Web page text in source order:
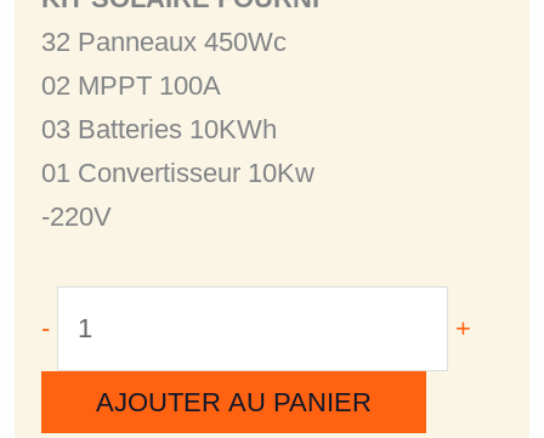
32 Panneaux 450Wc
02 MPPT 100A
03 Batteries 10KWh
01 Convertisseur 10Kw
-220V
- +
AJOUTER AU PANIER